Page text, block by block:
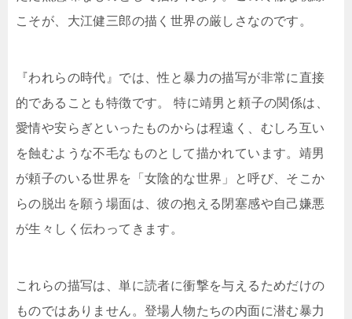
こそが、大江健三郎の描く世界の厳しさなのです。
『われらの時代』では、性と暴力の描写が非常に直接
的であることも特徴です。 特に靖男と頼子の関係は、
愛情や安らぎといったものからは程遠く、むしろ互い
を蝕むような不毛なものとして描かれています。靖男
が頼子のいる世界を「女陰的な世界」と呼び、そこか
らの脱出を願う場面は、彼の抱える閉塞感や自己嫌悪
が生々しく伝わってきます。
これらの描写は、単に読者に衝撃を与えるためだけの
ものではありません。登場人物たちの内面に潜む暴力